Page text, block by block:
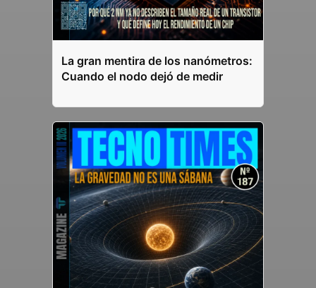
La gran mentira de los nanómetros:
Cuando el nodo dejó de medir